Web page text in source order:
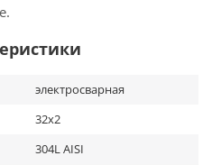
электросварная
32х2
304L AISI